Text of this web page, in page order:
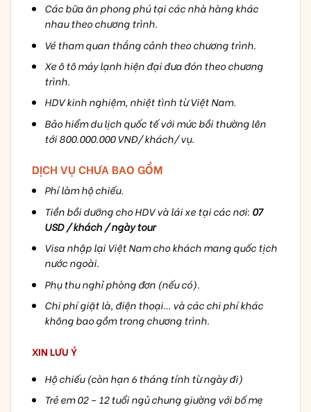
Các bữa ăn phong phú tại các nhà hàng khác
nhau theo chương trình.
Vé tham quan thắng cảnh theo chương trình.
Xe ô tô máy lạnh hiện đại đưa đón theo chương
trình.
HDV kinh nghiệm, nhiệt tình từ Việt Nam.
Bảo hiểm du lịch quốc tế với mức bồi thường lên
tới 800.000.000 VNĐ/ khách/ vụ.
DỊCH VỤ CHƯA BAO GỒM
Phí làm hộ chiếu.
Tiền bồi dưỡng cho HDV và lái xe tại các nơi: 07
USD / khách / ngày tour
Visa nhập lại Việt Nam cho khách mang quốc tịch
nước ngoài.
Phụ thu nghỉ phòng đơn (nếu có).
Chi phí giặt là, điện thoại… và các chi phí khác
không bao gồm trong chương trình.
XIN LƯU Ý
Hộ chiếu (còn hạn 6 tháng tính từ ngày đi)
Trẻ em 02 – 12 tuổi ngủ chung giường với bố mẹ